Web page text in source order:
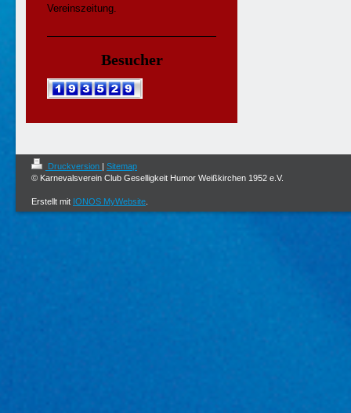
Vereinszeitung.
Besucher
Druckversion | Sitemap
© Karnevalsverein Club Geselligkeit Humor Weißkirchen 1952 e.V.
Erstellt mit IONOS MyWebsite